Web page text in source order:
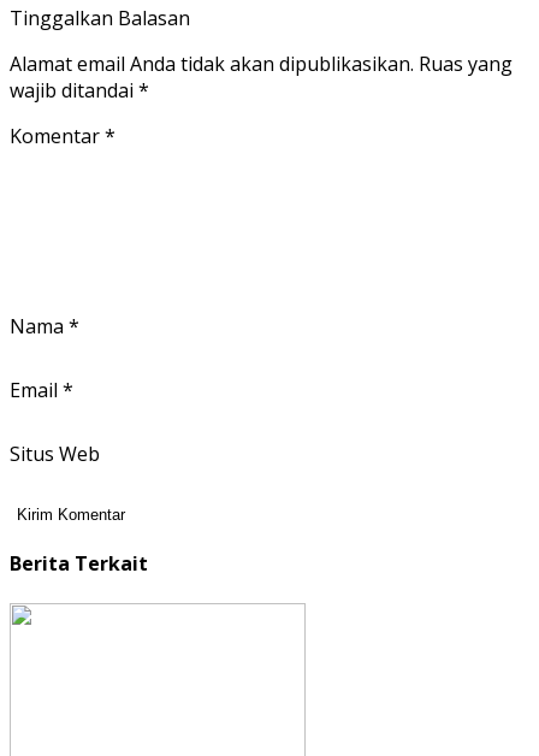
Tinggalkan Balasan
Alamat email Anda tidak akan dipublikasikan. Ruas yang
wajib ditandai *
Komentar*
Nama *
Email *
Situs Web
Berita Terkait